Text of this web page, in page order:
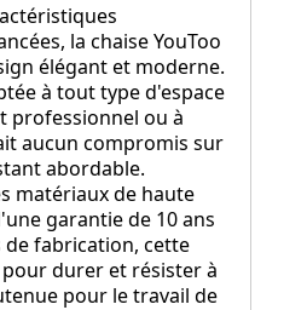
la chaise YouToo
élégant et moderne.
à tout type d'espace
professionnel ou à
aucun compromis sur
abordable.
matériaux de haute
garantie de 10 ans
fabrication, cette
durer et résister à
pour le travail de